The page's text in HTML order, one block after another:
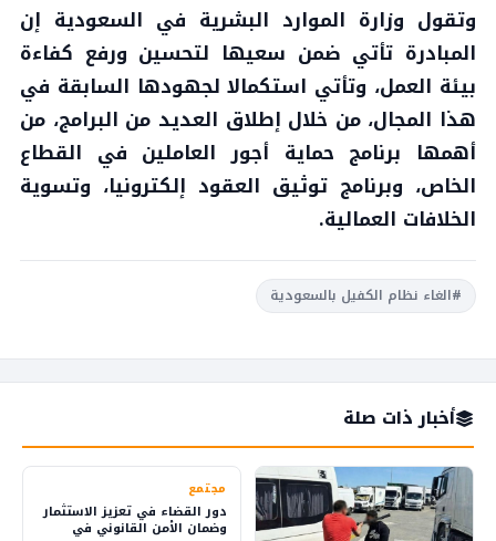
وتقول وزارة الموارد البشرية في السعودية إن
المبادرة تأتي ضمن سعيها لتحسين ورفع كفاءة
بيئة العمل، وتأتي استكمالا لجهودها السابقة في
هذا المجال، من خلال إطلاق العديد من البرامج، من
أهمها برنامج حماية أجور العاملين في القطاع
الخاص، وبرنامج توثيق العقود إلكترونيا، وتسوية
الخلافات العمالية.
#الغاء نظام الكفيل بالسعودية
أخبار ذات صلة
مجتمع
دور القضاء في تعزيز الاستثمار
وضمان الأمن القانوني في